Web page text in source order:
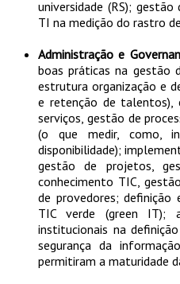
universidade (RS);
TI na medição do rastro
Administração e
boas práticas na gestão
estrutura organização e
e retenção de talentos),
serviços, gestão de
(o que medir, como,
disponibilidade);
gestão de projetos,
conhecimento TIC,
de provedores;
TIC verde (green IT);
institucionais na
segurança da
permitiram a maturidade